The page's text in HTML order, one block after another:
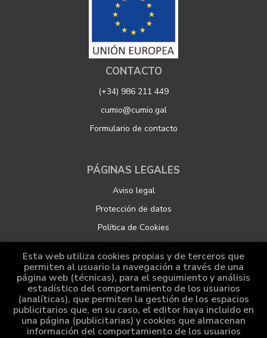
CONTACTO
(+34) 986 211 449
cumio@cumio.gal
Formulario de contacto
PÁGINAS LEGALES
Aviso legal
Protección de datos
Política de Cookies
ATENCIÓN AL CLIENTE
Quiénes somos
Pedidos especiales
Esta web utiliza cookies propias y de terceros que
permiten al usuario la navegación a través de una
página web (técnicas), para el seguimiento y análisis
estadístico del comportamiento de los usuarios
(analíticas), que permiten la gestión de los espacios
publicitarios que, en su caso, el editor haya incluido en
una página (publicitarias) y cookies que almacenan
información del comportamiento de los usuarios